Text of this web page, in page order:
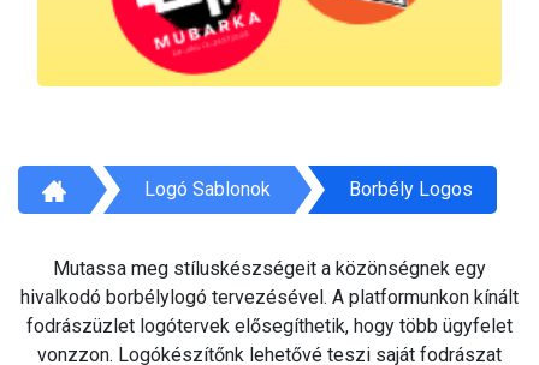
Logó Sablonok Borbély Logos
Mutassa meg stíluskészségeit a közönségnek egy
hivalkodó borbélylogó tervezésével. A platformunkon kínált
fodrászüzlet logótervek elősegíthetik, hogy több ügyfelet
vonzzon. Logókészítőnk lehetővé teszi saját fodrászat